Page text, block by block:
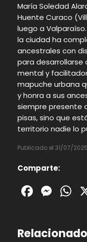
María Soledad
Huente Curaco
luego a
la ciudad ha
ancestrales con
para desarrollarse
mental y
mapuche urbana
y honra a sus
siempre presente
pisas, sino que
territorio nadie lo
Publicado el 31/07/
Comparte: